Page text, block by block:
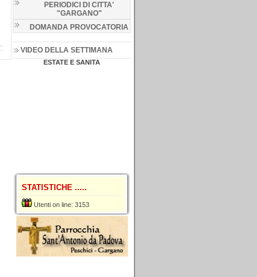
PERIODICI DI CITTA'
"GARGANO"
DOMANDA PROVOCATORIA
VIDEO DELLA SETTIMANA
ESTATE E SANITA
STATISTICHE .....
Utenti on line: 3153